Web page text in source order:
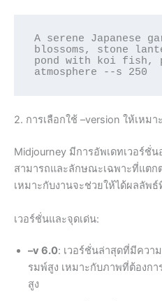
A serene Japanese
blossoms, stone
pond with koi fish,
2. การเลือกใช้ –version ให้เหมา
Midjourney มีการอัพเดทเวอร์ชั่
สามารถและลักษณะเฉพาะที่แตก
เหมาะกับงานจะช่วยให้ได้ผลลัพ
เวอร์ชั่นและจุดเด่น:
–v 6.0: เวอร์ชั่นล่าสุดที่มีควา
รมพ์สูง เหมาะกับภาพที่ต้องก
สูง